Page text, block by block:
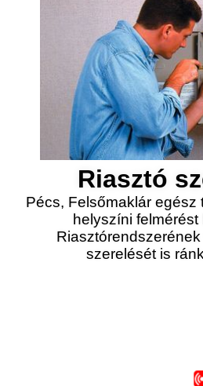
Riasztó
Pécs, Felsőmaklár egész
helyszíni
szerelését is